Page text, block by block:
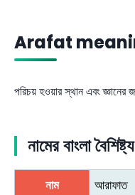
Arafat
পরিচয় হওয়ার স্থান এবং জ্ঞানের
নামের বাংলা বৈশিষ্ট্য
নাম আরাফাত